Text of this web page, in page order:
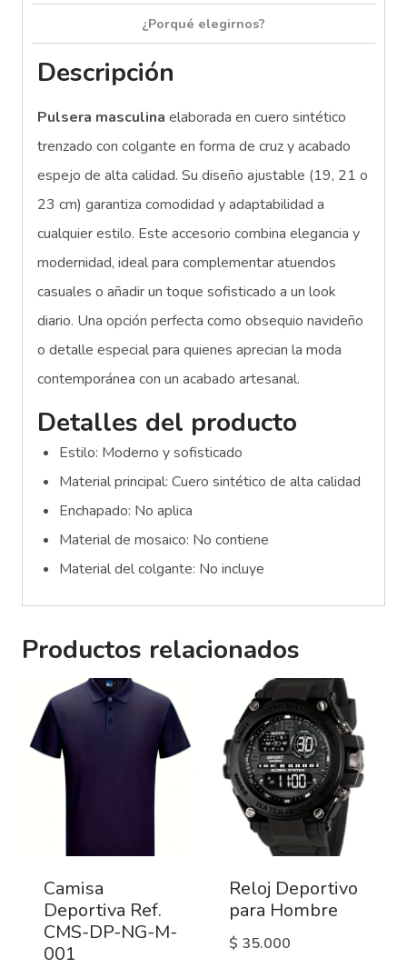
¿Porqué elegirnos?
Descripción
Pulsera masculina elaborada en cuero sintético
trenzado con colgante en forma de cruz y acabado
espejo de alta calidad. Su diseño ajustable (19, 21 o
23 cm) garantiza comodidad y adaptabilidad a
cualquier estilo. Este accesorio combina elegancia y
modernidad, ideal para complementar atuendos
casuales o añadir un toque sofisticado a un look
diario. Una opción perfecta como obsequio navideño
o detalle especial para quienes aprecian la moda
contemporánea con un acabado artesanal.
Detalles del producto
Estilo: Moderno y sofisticado
Material principal: Cuero sintético de alta calidad
Enchapado: No aplica
Material de mosaico: No contiene
Material del colgante: No incluye
Productos relacionados
Camisa
Deportiva Ref.
CMS-DP-NG-M-
001
Reloj Deportivo
para Hombre
$ 35.000